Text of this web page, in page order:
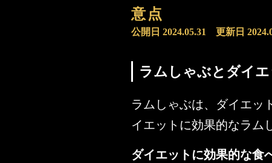
意点
公開日 2024.05.31 更新日
ラムしゃぶとダイ
ラムしゃぶは、ダイエッ
イエットに効果的なラム
ダイエットに効果的な食